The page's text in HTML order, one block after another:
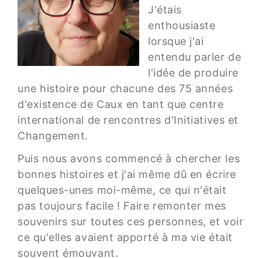
J'étais
enthousiaste
lorsque j'ai
entendu parler de
l'idée de produire
une histoire pour chacune des 75 années
d'existence de Caux en tant que centre
international de rencontres d'Initiatives et
Changement.
Puis nous avons commencé à chercher les
bonnes histoires et j'ai même dû en écrire
quelques-unes moi-même, ce qui n'était
pas toujours facile ! Faire remonter mes
souvenirs sur toutes ces personnes, et voir
ce qu'elles avaient apporté à ma vie était
souvent émouvant.